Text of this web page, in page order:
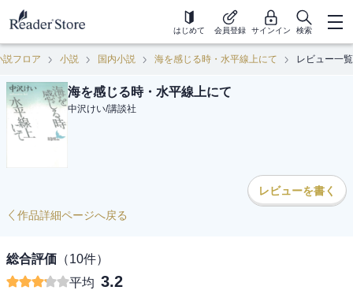
はじめて 会員登録 サインイン 検索
説フロア 小説 国内小説 海を感じる時・水平線上にて レビュー一覧
海を感じる時・水平線上にて
中沢けい/講談社
レビューを書く
作品詳細ページへ戻る
総合評価 （10件）
平均 3.2